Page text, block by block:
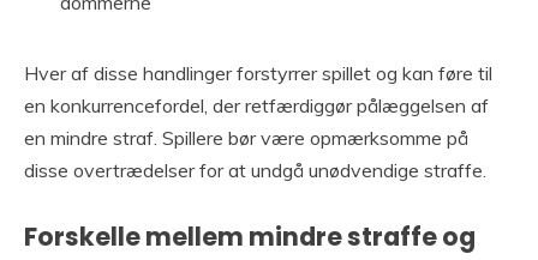
Hver af disse handlinger forstyrrer spillet og kan føre til
en konkurrencefordel, der retfærdiggør pålæggelsen af
en mindre straf. Spillere bør være opmærksomme på
disse overtrædelser for at undgå unødvendige straffe.
Forskelle mellem mindre straffe og